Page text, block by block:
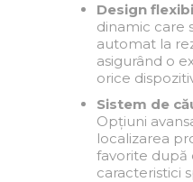
Design
dinamic care
automat la
asigurând o
orice
Sistem de
Opțiuni
localizarea
favorite după
caracteristici